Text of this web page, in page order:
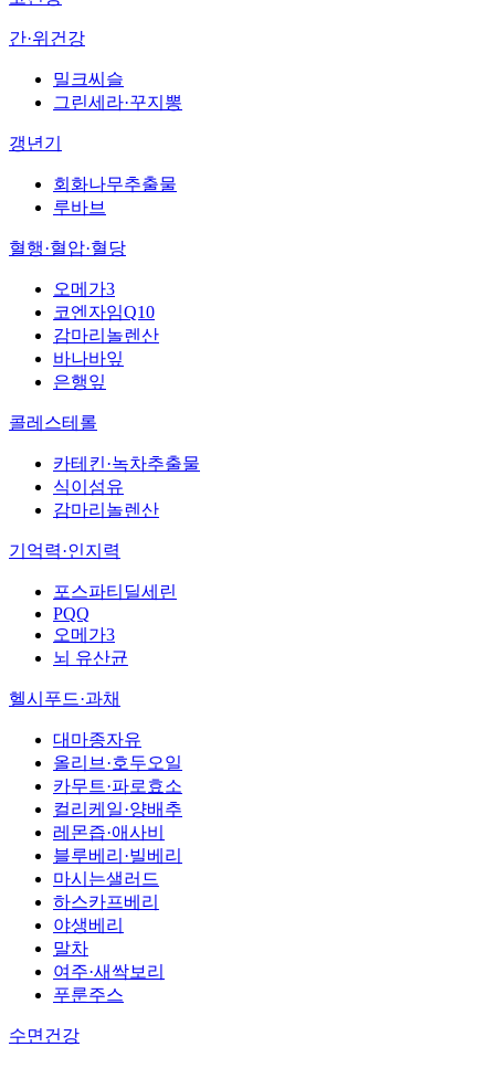
간·위건강
밀크씨슬
그린세라·꾸지뽕
갱년기
회화나무추출물
루바브
혈행·혈압·혈당
오메가3
코엔자임Q10
감마리놀렌산
바나바잎
은행잎
콜레스테롤
카테킨·녹차추출물
식이섬유
감마리놀렌산
기억력·인지력
포스파티딜세린
PQQ
오메가3
뇌 유산균
헬시푸드·과채
대마종자유
올리브·호두오일
카무트·파로효소
컬리케일·양배추
레몬즙·애사비
블루베리·빌베리
마시는샐러드
하스카프베리
야생베리
말차
여주·새싹보리
푸룬주스
수면건강